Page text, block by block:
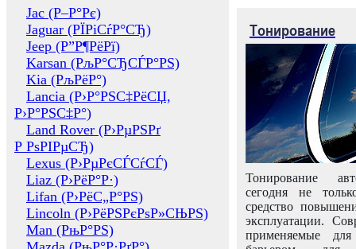
Jac (Р–Р°Рє)
Jaguar (РЇРіСѓР°СЂ)
Jeep (Р”Р¶РёРї)
Karsan (РљР°СЂСЃР°РЅ)
Kia (РљРёР°)
Lancia (Р›Р°РЅС‡РёСЏ,
Р›Р°РЅС‡Р°)
Land Rover (Р›РµРЅРґ
Р РѕРІРµСЂ)
Lexus (Р›РµРєСЃСѓСЃ)
Liaz (Р›РёР°Р·)
Lifan (Р›РёС„Р°РЅ)
Lincoln (Р›РёРЅРєРѕР»СЊРЅ)
Man (РњР°РЅ)
Тонирование
Тонирование
сегодня не
средство
эксплуатации.
применяемые